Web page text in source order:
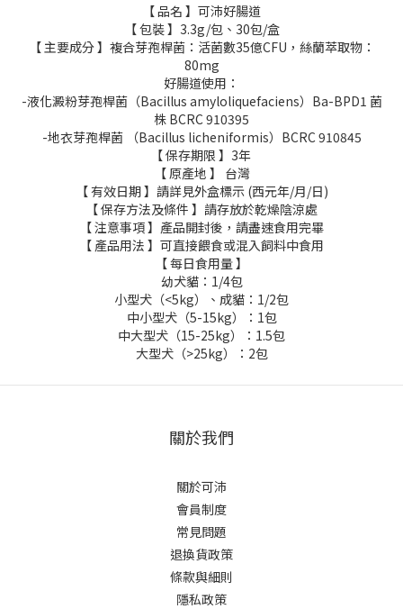
【 品名 】可沛好腸道
【 包裝 】3.3g/包、30包/盒
【 主要成分 】複合芽孢桿菌：活菌數35億CFU，絲蘭萃取物：
80mg
好腸道使用：
-液化澱粉芽孢桿菌（Bacillus amyloliquefaciens）Ba-BPD1 菌
株 BCRC 910395
-地衣芽孢桿菌 （Bacillus licheniformis）BCRC 910845
【 保存期限 】3年
【 原產地 】 台灣
【 有效日期 】請詳見外盒標示 (西元年/月/日)
【 保存方法及條件 】請存放於乾燥陰涼處
【 注意事項 】產品開封後，請盡速食用完畢
【 產品用法 】可直接餵食或混入飼料中食用
【 每日食用量 】
幼犬貓：1/4包
小型犬（<5kg）、成貓：1/2包
中小型犬（5-15kg）：1包
中大型犬（15-25kg）：1.5包
大型犬（>25kg）：2包
關於我們
關於可沛
會員制度
常見問題
退換貨政策
條款與細則
隱私政策